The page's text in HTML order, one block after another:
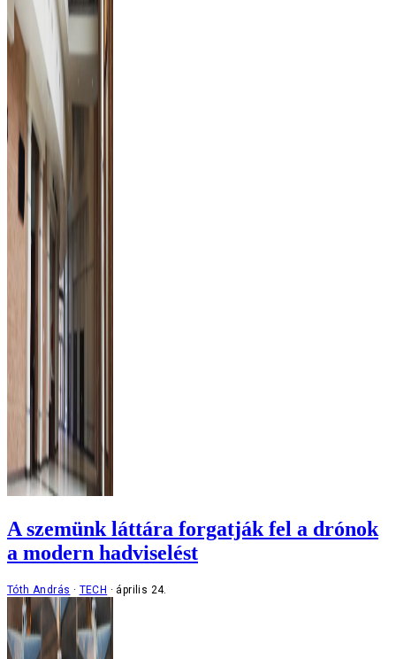
A szemünk láttára forgatják fel a drónok
a modern hadviselést
Tóth András TECH április 24.